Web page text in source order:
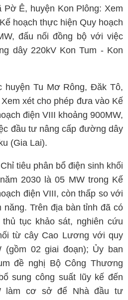
Pờ Ê, huyện Kon Plông: Xem
hoạch thực hiện Quy hoạch
đấu nối đồng bộ với việc
dây 220kV Kon Tum - Kon
huyện Tu Mơ Rông, Đăk Tô,
xét cho phép đưa vào Kế
điện VIII khoảng 900MW,
đầu tư nâng cấp đường dây
(Gia Lai).
tiêu phân bổ điện sinh khối
2030 là 05 MW trong Kế
điện VIII, còn thấp so với
năng. Trên địa bàn tỉnh đã có
tục khảo sát, nghiên cứu
từ cây Cao Lương với quy
(gồm 02 giai đoạn); Ủy ban
đề nghị Bộ Công Thương
sung công suất lũy kế đến
làm cơ sở để Nhà đầu tư